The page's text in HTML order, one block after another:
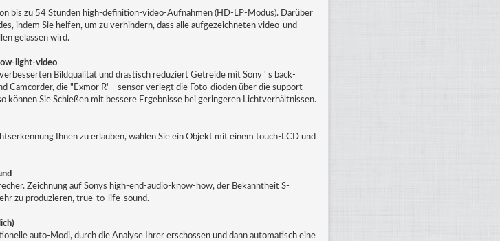
bis zu 54 Stunden high-definition-video-Aufnahmen (HD-LP-Modus). Darüber
indem Sie helfen, um zu verhindern, dass alle aufgezeichneten video-und
gelassen wird.
light-video
Bildqualität und drastisch reduziert Getreide mit Sony ' s back-
Camcorder, die "Exmor R" - sensor verlegt die Foto-dioden über die support-
können Sie Schießen mit bessere Ergebnisse bei geringeren Lichtverhältnissen.
Ihnen zu erlauben, wählen Sie ein Objekt mit einem touch-LCD und
Zeichnung auf Sonys high-end-audio-know-how, der Bekanntheit S-
zu produzieren, true-to-life-sound.
auto-Modi, durch die Analyse Ihrer erschossen und dann automatisch eine